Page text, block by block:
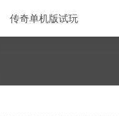
传奇单机版试玩